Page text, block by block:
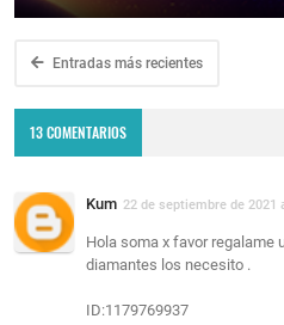
Entradas más recientes
13 COMENTARIOS
Kum 22 de septiembre de 2021
Hola soma x favor regalame
diamantes los necesito .
ID:1179769937